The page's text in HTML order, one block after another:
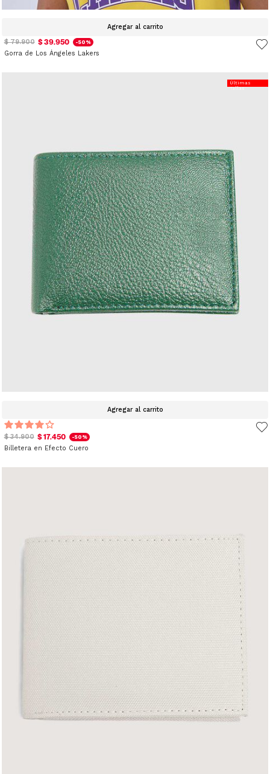
Agregar al carrito
$ 79.900 $ 39.950 -50%
Gorra de Los Ángeles Lakers
Agregar al carrito
Últimas
Tallas
$ 34.900 $ 17.450 -50%
Billetera en Efecto Cuero